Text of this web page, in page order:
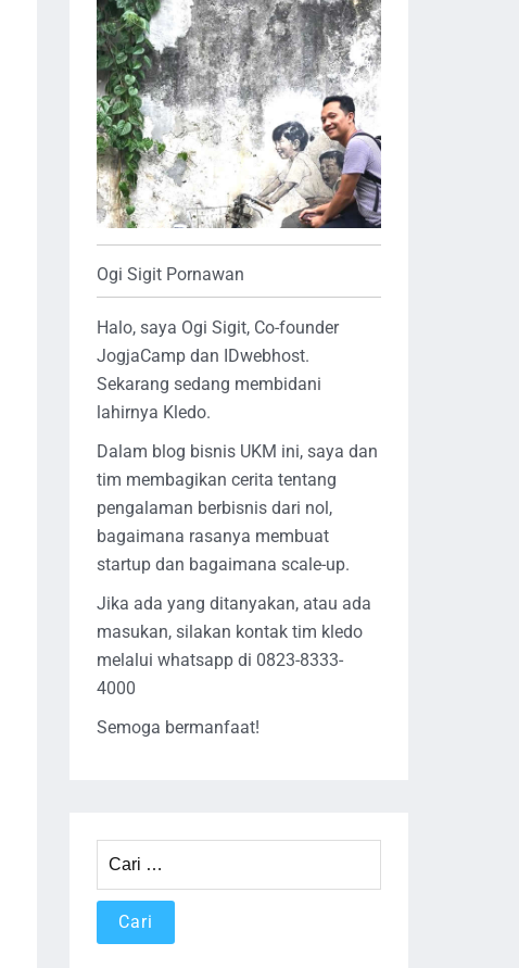
Ogi Sigit Pornawan
Halo, saya Ogi Sigit, Co-founder
JogjaCamp dan IDwebhost.
Sekarang sedang membidani
lahirnya Kledo.
Dalam blog bisnis UKM ini, saya dan
tim membagikan cerita tentang
pengalaman berbisnis dari nol,
bagaimana rasanya membuat
startup dan bagaimana scale-up.
Jika ada yang ditanyakan, atau ada
masukan, silakan kontak tim kledo
melalui whatsapp di 0823-8333-
4000
Semoga bermanfaat!
untuk: